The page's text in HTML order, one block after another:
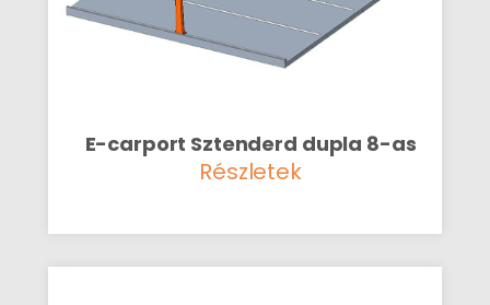
E-carport Sztenderd dupla 8-as
Részletek